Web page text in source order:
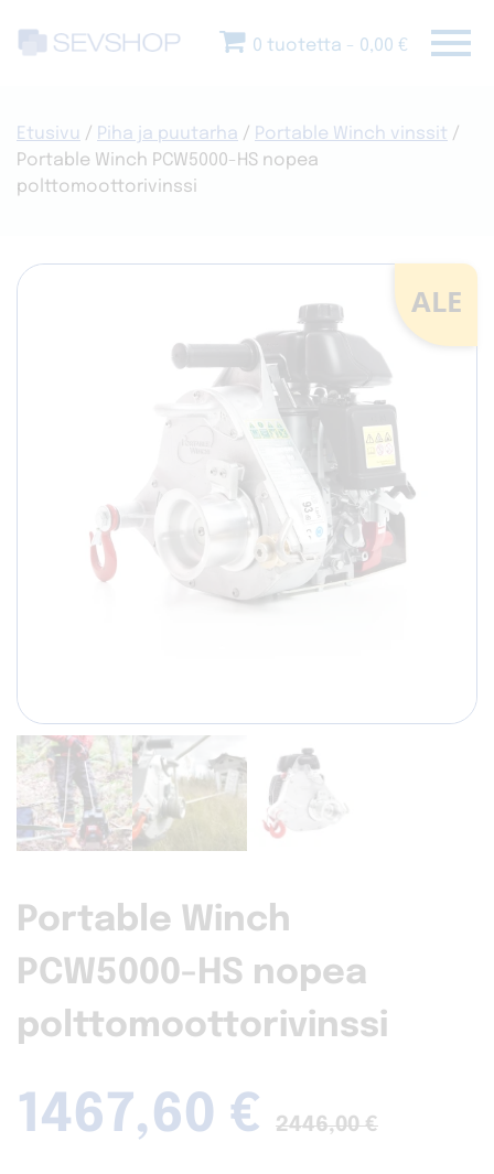
0 tuotetta 0,00 € menu
Etusivu / Piha ja puutarha / Portable Winch vinssit /
Portable Winch PCW5000-HS nopea
polttomoottorivinssi
ALE
Portable Winch
PCW5000-HS nopea
polttomoottorivinssi
1467,60 € 2446,00€